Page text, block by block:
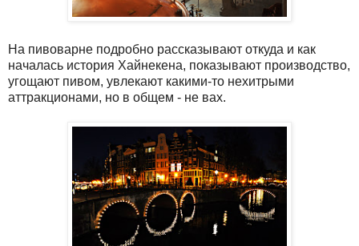
На пивоварне подробно рассказывают откуда и как
началась история Хайнекена, показывают производство,
угощают пивом, увлекают какими-то нехитрыми
аттракционами, но в общем - не вах.